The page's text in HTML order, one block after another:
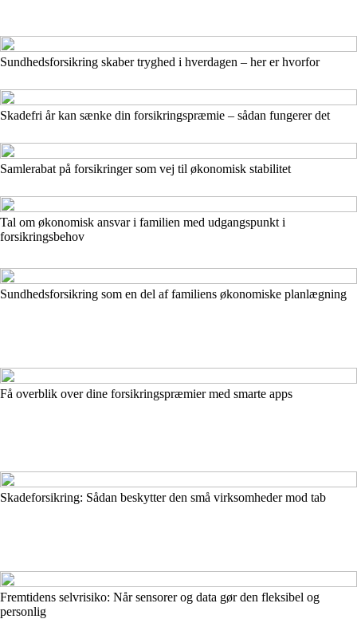
Sundhedsforsikring skaber tryghed i hverdagen – her er hvorfor
Skadefri år kan sænke din forsikringspræmie – sådan fungerer det
Samlerabat på forsikringer som vej til økonomisk stabilitet
Tal om økonomisk ansvar i familien med udgangspunkt i
forsikringsbehov
Sundhedsforsikring som en del af familiens økonomiske planlægning
Få overblik over dine forsikringspræmier med smarte apps
Skadeforsikring: Sådan beskytter den små virksomheder mod tab
Fremtidens selvrisiko: Når sensorer og data gør den fleksibel og
personlig